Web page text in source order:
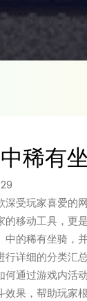
稀有
深受玩家喜爱
的移动工具，更
中的稀有坐骑，
行详细的分类汇
何通过游戏内活
效果，帮助玩家